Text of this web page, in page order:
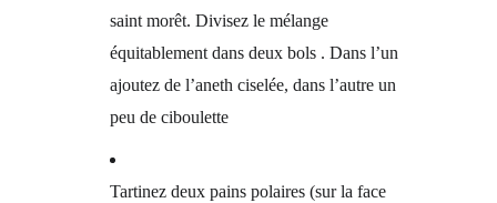
saint morêt. Divisez le mélange
équitablement dans deux bols . Dans l’un
ajoutez de l’aneth ciselée, dans l’autre un
peu de ciboulette
Tartinez deux pains polaires (sur la face